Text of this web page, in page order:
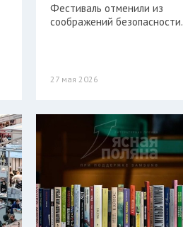
Фестиваль отменили из
соображений безопасности.
27 мая 2026